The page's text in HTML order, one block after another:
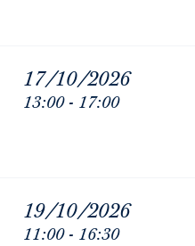
17/10/2026
13:00 - 17:00
19/10/2026
11:00 - 16:30